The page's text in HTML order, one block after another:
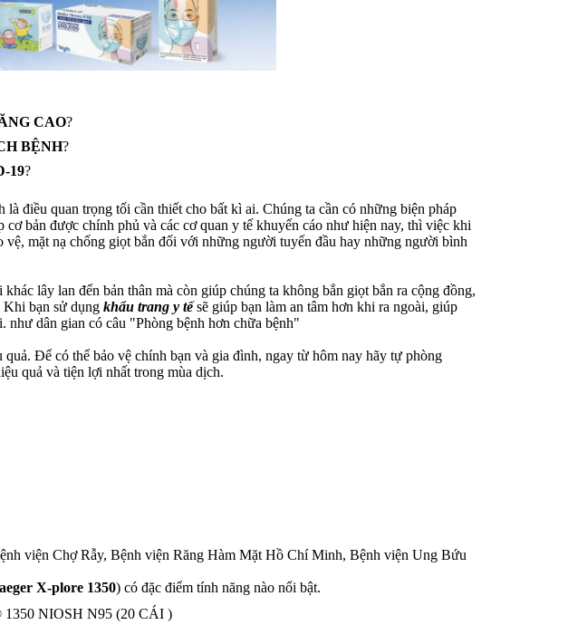
CAO?
BỆNH?
19?
điều quan trọng tối cần thiết cho bất kì ai. Chúng ta cần có những biện pháp
bản được chính phủ và các cơ quan y tế khuyến cáo như hiện nay, thì việc khi
mặt nạ chống giọt bắn đối với những người tuyến đầu hay những người bình
lây lan đến bản thân mà còn giúp chúng ta không bắn giọt bắn ra cộng đồng,
Khi bạn sử dụng khẩu trang y tếsẽ giúp bạn làm an tâm hơn khi ra ngoài, giúp
dân gian có câu "Phòng bệnh hơn chữa bệnh"
Để có thể bảo vệ chính bạn và gia đình, ngay từ hôm nay hãy tự phòng
quả và tiện lợi nhất trong mùa dịch.
viện Chợ Rẫy, Bệnh viện Răng Hàm Mặt Hồ Chí Minh, Bệnh viện Ung Bứu
X-plore 1350) có đặc điểm tính năng nào nổi bật.